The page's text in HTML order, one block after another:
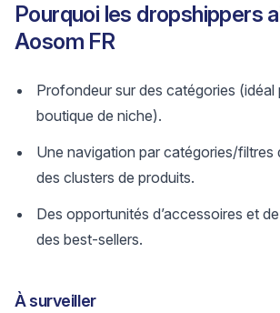
Pourquoi les dropshippers
Aosom FR
Profondeur sur des catégories (idéal
boutique de niche).
Une navigation par catégories/filtres
des clusters de produits.
Des opportunités d’accessoires et
des best-sellers.
À surveiller